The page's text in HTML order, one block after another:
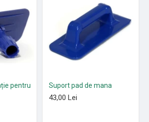
pentru
Suport pad de mana
43,00 Lei